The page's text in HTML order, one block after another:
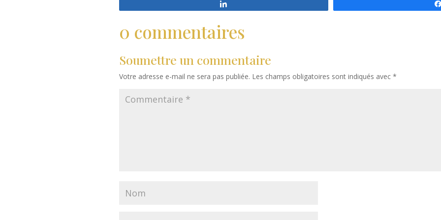
0 commentaires
Soumettre un commentaire
Votre adresse e-mail ne sera pas publiée. Les champs obligatoires sont indiqués avec *